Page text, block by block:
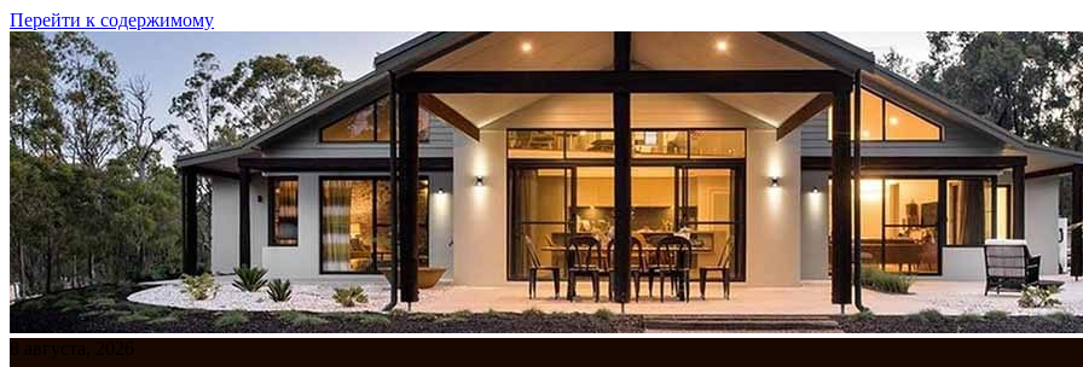
Перейти к содержимому
8 августа, 2026